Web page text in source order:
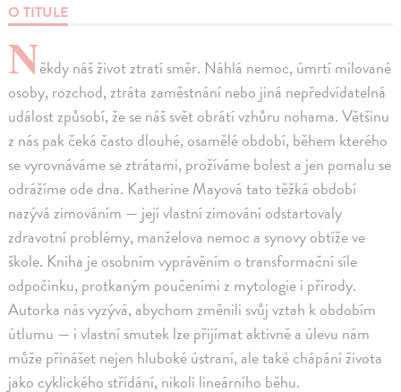
O TITULE
Někdy náš život ztratí směr. Náhlá nemoc, úmrtí milované
osoby, rozchod, ztráta zaměstnání nebo jiná nepředvídatelná
událost způsobí, že se náš svět obrátí vzhůru nohama. Většinu
z nás pak čeká často dlouhé, osamělé období, během kterého
se vyrovnáváme se ztrátami, prožíváme bolest a jen pomalu se
odrážíme ode dna. Katherine Mayová tato těžká období
nazývá zimováním — její vlastní zimování odstartovaly
zdravotní problémy, manželova nemoc a synovy obtíže ve
škole. Kniha je osobním vyprávěním o transformační síle
odpočinku, protkaným poučeními z mytologie i přírody.
Autorka nás vyzývá, abychom změnili svůj vztah k obdobím
útlumu — i vlastní smutek lze přijímat aktivně a úlevu nám
může přinášet nejen hluboké ústraní, ale také chápání života
jako cyklického střídání, nikoli lineárního běhu.